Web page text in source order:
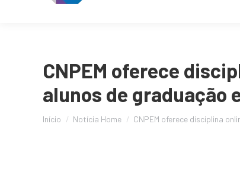
CNPEM oferece
alunos de graduação
Início Notícia Home CNPEM oferece disciplina